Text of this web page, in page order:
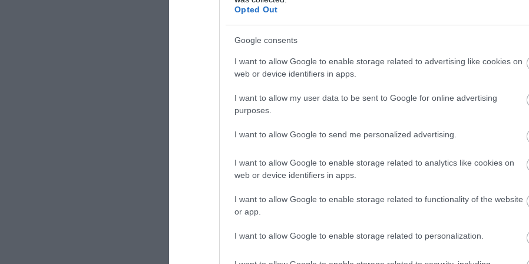
Opted Out
Google consents
I want to allow Google to enable storage related to advertising like cookies on
web or device identifiers in apps.
I want to allow my user data to be sent to Google for online advertising
purposes.
I want to allow Google to send me personalized advertising.
I want to allow Google to enable storage related to analytics like cookies on
web or device identifiers in apps.
I want to allow Google to enable storage related to functionality of the website
or app.
I want to allow Google to enable storage related to personalization.
(Τσέλσι), Ραφαέλ Λεάο (Μίλαν), Γκονσάλο Γκέντες (Ρεάλ
Γκονσάλο Ράμος (Παρί Σεν Ζερμέν), Κριστιάνο Ρονάλντο
ΕΙΔΗΣΕΙΣ ΣΗΜΕΡΑ
Τα πουλιά που μπορούν να μιμηθούν σχεδόν
ακούσουν
Ανεξέλεγκτη πορεία αστικού λεωφορείου στο Αίγιο: Ο
οδηγός υπέστη καρδιακό επεισόδιο
της Κίνας
στο Google News και